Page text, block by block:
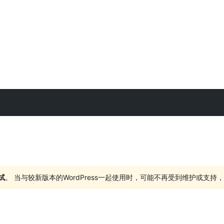
。 当与较新版本的WordPress一起使用时，可能不再受到维护或支持